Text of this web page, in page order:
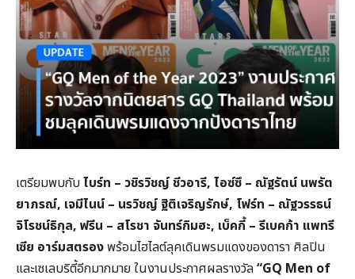
เตรียมพบกับไบร์ท – วชิรวิชญ์ ชีวอารี, ไอซ์ซึ – ณัฐรัตน์ นพรัต
ยาภรณ์, เจมีไนน์ – นรวิชญ์ ฐิติเจริญรักษ์, โฟร์ท – ณัฐวรรธน์
จิโรชน์ธิกุล, ฟรีน – สโรชา จันทร์กิมฮะ, เบ็คกี้ – รีเบคก้า แพทรี
เซีย อาร์มสตรองพร้อมไฮไลต์ลุคเดินพรมแดงของดารา ศิลปิน
และเซเลบริตี้อีกมากมาย ในงานประกาศผลรางวัล“GQ Men of